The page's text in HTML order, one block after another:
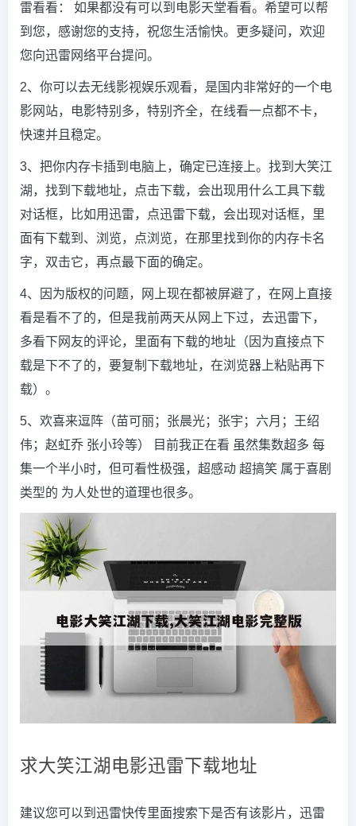
雷看看： 如果都没有可以到电影天堂看看。希望可以帮
到您，感谢您的支持，祝您生活愉快。更多疑问，欢迎
您向迅雷网络平台提问。
2、你可以去无线影视娱乐观看，是国内非常好的一个电
影网站，电影特别多，特别齐全，在线看一点都不卡，
快速并且稳定。
3、把你内存卡插到电脑上，确定已连接上。找到大笑江
湖，找到下载地址，点击下载，会出现用什么工具下载
对话框，比如用迅雷，点迅雷下载，会出现对话框，里
面有下载到、浏览，点浏览，在那里找到你的内存卡名
字，双击它，再点最下面的确定。
4、因为版权的问题，网上现在都被屏避了，在网上直接
看是看不了的，但是我前两天从网上下过，去迅雷下，
多看下网友的评论，里面有下载的地址（因为直接点下
载是下不了的，要复制下载地址，在浏览器上粘贴再下
载）。
5、欢喜来逗阵（苗可丽；张晨光；张宇；六月；王绍
伟；赵虹乔 张小玲等） 目前我正在看 虽然集数超多 每
集一个半小时，但可看性极强，超感动 超搞笑 属于喜剧
类型的 为人处世的道理也很多。
求大笑江湖电影迅雷下载地址
建议您可以到迅雷快传里面搜索下是否有该影片，迅雷